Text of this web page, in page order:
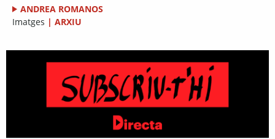
ANDREA ROMANOS
Imatges | ARXIU